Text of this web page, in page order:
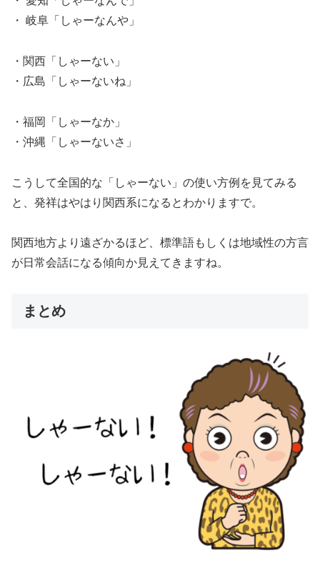
・ 岐阜「しゃーなんや」
・関西「しゃーない」
・広島「しゃーないね」
・福岡「しゃーなか」
・沖縄「しゃーないさ」
こうして全国的な「しゃーない」の使い方例を見てみる
と、発祥はやはり関西系になるとわかりますで。
関西地方より遠ざかるほど、標準語もしくは地域性の方言
が日常会話になる傾向か見えてきますね。
まとめ